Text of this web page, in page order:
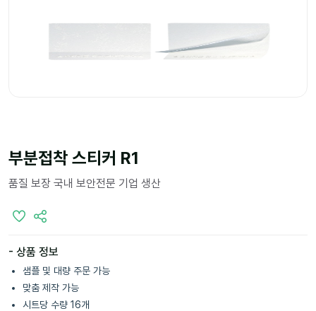
부분접착 스티커 R1
품질 보장 국내 보안전문 기업 생산
- 상품 정보
샘플 및 대량 주문 가능
맞춤 제작 가능
시트당 수량 16개